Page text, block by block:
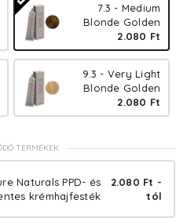
7.3 - Medium
Blonde Golden
2.080 Ft
9.3 - Very Light
Blonde Golden
2.080 Ft
TERMÉKEK
Naturals PPD- és
krémhajfesték
2.080 Ft -
tól